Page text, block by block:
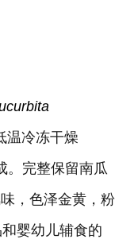
温冷冻干燥
。完整保留南瓜
，色泽金黄，粉
婴幼儿辅食的